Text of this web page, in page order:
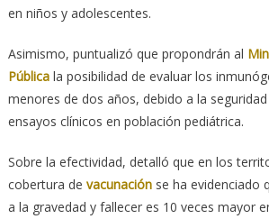
en niños y adolescentes.
Asimismo, puntualizó que propondrán al
Públicala posibilidad de evaluar los
menores de dos años, debido a la
ensayos clínicos en población pediátrica.
Sobre la efectividad, detalló que en los
cobertura de vacunaciónse ha evidenciado
a la gravedad y fallecer es 10 veces mayor